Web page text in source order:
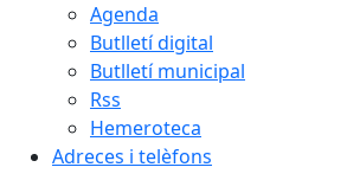
Agenda
Butlletí digital
Butlletí municipal
Rss
Hemeroteca
Adreces i telèfons